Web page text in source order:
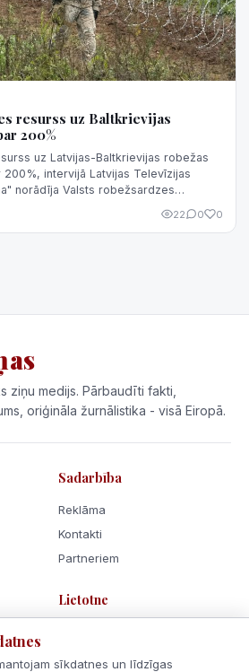
resurss uz Baltkrievijas
200%
uz Latvijas-Baltkrievijas robežas
intervijā Latvijas Televīzijas
norādīja Valsts robežsardzes
22 0 0
ziņu medijs. Pārbaudīti fakti,
oriģināla žurnālistika - visā Eiropā.
Sadarbība
Reklāma
Kontakti
Partneriem
Lietotne
sīkdatnes un līdzīgas